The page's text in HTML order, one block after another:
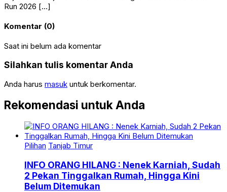
Run 2026 […]
Komentar (0)
Saat ini belum ada komentar
Silahkan tulis komentar Anda
Anda harus masuk untuk berkomentar.
Rekomendasi untuk Anda
Pilihan Tanjab Timur
INFO ORANG HILANG : Nenek Karniah, Sudah
2 Pekan Tinggalkan Rumah, Hingga Kini
Belum Ditemukan